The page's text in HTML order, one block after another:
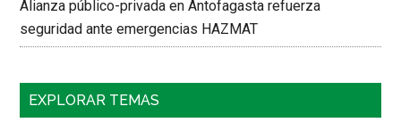
Alianza público-privada en Antofagasta refuerza
seguridad ante emergencias HAZMAT
EXPLORAR TEMAS